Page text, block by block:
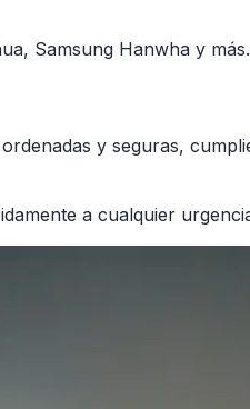
Samsung Hanwha y
y seguras,
a cualquier